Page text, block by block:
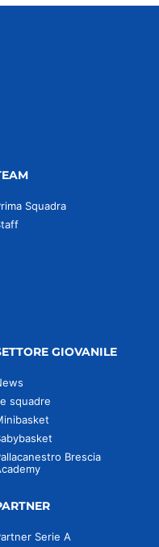
Squadra
GIOVANILE
squadre
Brescia
Serie A